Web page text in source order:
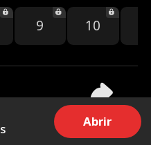
9 10
Compartilhar
Abrir